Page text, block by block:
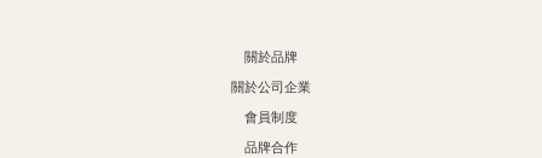
關於品牌
關於公司企業
會員制度
品牌合作